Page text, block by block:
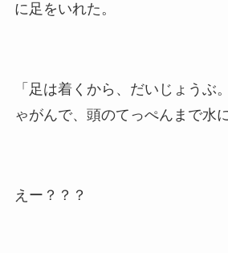
に足をいれた。
「足は着くから、だいじょうぶ
ゃがんで、頭のてっぺんまで水
えー？？？